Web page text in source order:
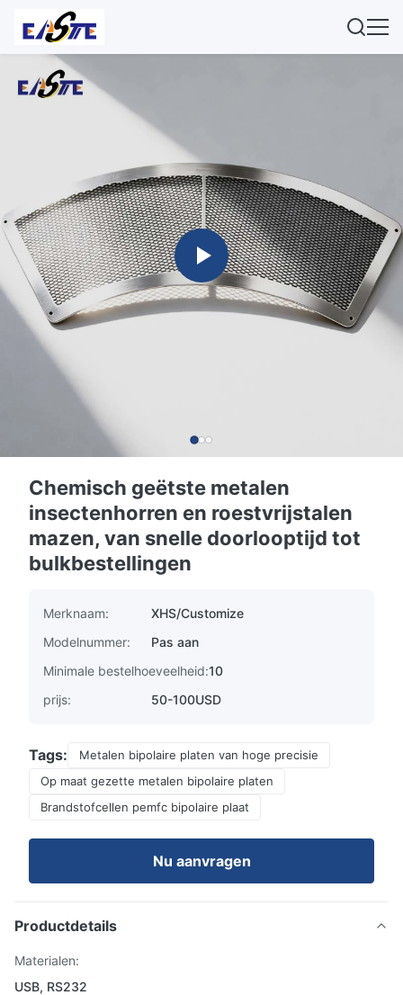
Chemisch geëtste metalen
insectenhorren en roestvrijstalen
mazen, van snelle doorlooptijd tot
bulkbestellingen
Merknaam:
XHS/Customize
Modelnummer:
Pas aan
Minimale bestelhoeveelheid:10
prijs:
50-100USD
Tags:
Metalen bipolaire platen van hoge precisie
Op maat gezette metalen bipolaire platen
Brandstofcellen pemfc bipolaire plaat
Nu aanvragen
Productdetails
Materialen:
USB, RS232